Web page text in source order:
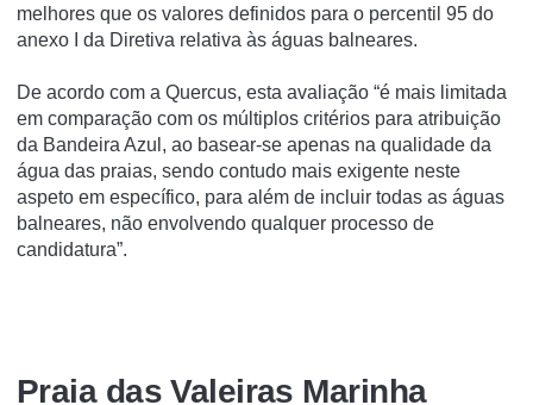
melhores que os valores definidos para o percentil 95 do
anexo I da Diretiva relativa às águas balneares.
De acordo com a Quercus, esta avaliação “é mais limitada
em comparação com os múltiplos critérios para atribuição
da Bandeira Azul, ao basear-se apenas na qualidade da
água das praias, sendo contudo mais exigente neste
aspeto em específico, para além de incluir todas as águas
balneares, não envolvendo qualquer processo de
candidatura”.
Praia das Valeiras Marinha